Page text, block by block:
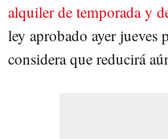
alquiler de temporada y
ley aprobado ayer jueves
considera que reducirá